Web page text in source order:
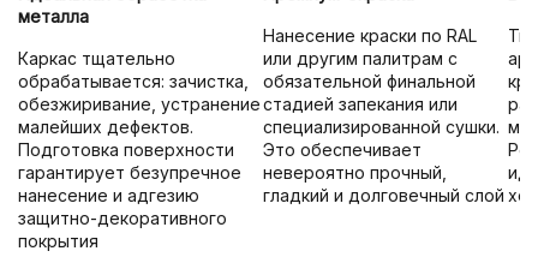
металла
Каркас тщательно
обрабатывается: зачистка,
обезжиривание, устранение
малейших дефектов.
Подготовка поверхности
гарантирует безупречное
нанесение и адгезию
защитно-декоративного
покрытия
Нанесение краски по RAL
или другим палитрам с
обязательной финальной
стадией запекания или
специализированной сушки.
Это обеспечивает
невероятно прочный,
гладкий и долговечный слой